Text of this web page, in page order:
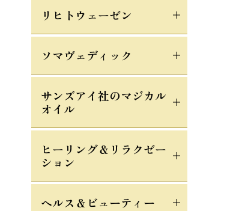
リヒトウェーゼン
ソマヴェディック
サンズアイ社のマジカル
オイル
ヒーリング＆リラクゼー
ション
ヘルス＆ビューティー